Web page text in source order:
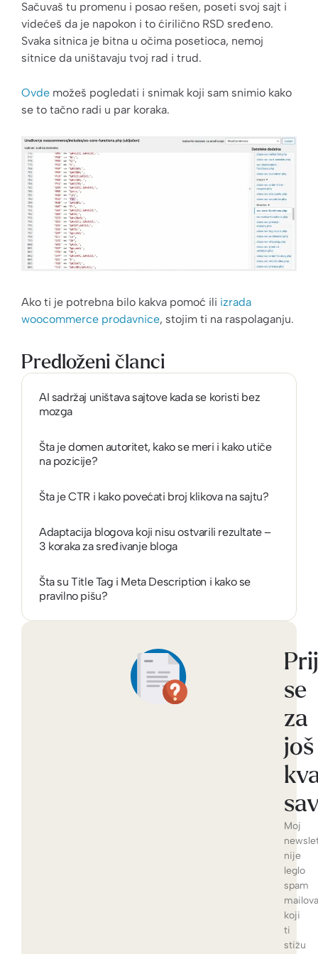
Sačuvaš tu promenu i posao rešen, poseti svoj sajt i
videćeš da je napokon i to ćirilično RSD sređeno.
Svaka sitnica je bitna u očima posetioca, nemoj
sitnice da uništavaju tvoj rad i trud.
Ovde možeš pogledati i snimak koji sam snimio kako
se to tačno radi u par koraka.
Ako ti je potrebna bilo kakva pomoć ili izrada
woocommerce prodavnice, stojim ti na raspolaganju.
Predloženi članci
AI sadržaj uništava sajtove kada se koristi bez
mozga
Šta je domen autoritet, kako se meri i kako utiče
na pozicije?
Šta je CTR i kako povećati broj klikova na sajtu?
Adaptacija blogova koji nisu ostvarili rezultate –
3 koraka za sređivanje bloga
Šta su Title Tag i Meta Description i kako se
pravilno pišu?
se
za
još
Moj
nije
leglo
spam
mailova
koji
ti
stižu